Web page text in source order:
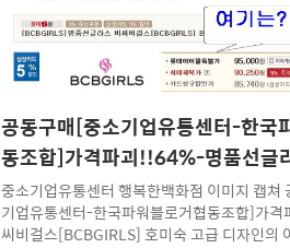
공동구매[중소기업유통센터-한국
동조합]가격파괴!!64%-명품선글
스[BCBGIRLS]
중소기업유통센터 행복한백화점 이미지 캡쳐
기업유통센터-한국파워블로거협동조합]가
씨비걸스[BCBGIRLS] 호미숙 고급 디자인의